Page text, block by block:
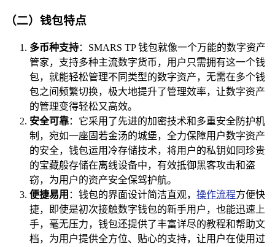
（二）钱包特点
多币种支持：SMARS TP 钱包就像一个万能的数字资产
管家，支持多种主流数字货币，用户只需拥有这一个钱
包，就能轻松管理不同类型的数字资产，无需在多个钱
包之间频繁切换，极大地提升了管理效率，让数字资产
的管理变得轻松又高效。
安全可靠：它采用了先进的加密技术和多重安全防护机
制，宛如一座固若金汤的城堡，全力保障用户数字资产
的安全，钱包运用冷存储技术，将用户的私钥如同珍贵
的宝藏般存储在离线设备中，有效抵御黑客攻击和盗
窃，为用户的资产安全保驾护航。
便捷易用 ：钱包的界面设计简洁直观， 操作流程方便快
捷，即使是初次接触数字钱包的新手用户，也能迅速上
手，毫无压力，钱包还提供了丰富详尽的教程和帮助文
档，为用户提供全方位、贴心的支持，让用户在使用过